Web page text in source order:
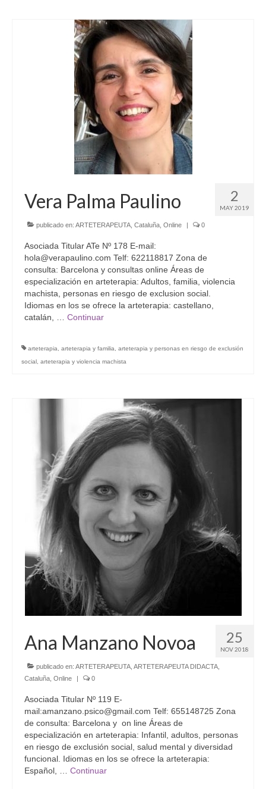
2
MAY 2019
Vera Palma Paulino
publicado en: ARTETERAPEUTA Cataluña Online | 0
Asociada Titular ATe Nº 178 E-mail:
hola@verapaulino.com Telf: 622118817 Zona de
consulta: Barcelona y consultas online Áreas de
especialización en arteterapia: Adultos, familia, violencia
machista, personas en riesgo de exclusion social.
Idiomas en los se ofrece la arteterapia: castellano,
catalán, … Continuar
arteterapia arteterapia y familia
arteterapia y personas en riesgo de exclusión
social arteterapia y violencia machista
25
NOV 2018
Ana Manzano Novoa
publicado en: ARTETERAPEUTA ARTETERAPEUTA DIDACTA
Cataluña Online | 0
Asociada Titular Nº 119 E-
mail:amanzano.psico@gmail.com Telf: 655148725 Zona
de consulta: Barcelona y on line Áreas de
especialización en arteterapia: Infantil, adultos, personas
en riesgo de exclusión social, salud mental y diversidad
funcional. Idiomas en los se ofrece la arteterapia:
Español, … Continuar